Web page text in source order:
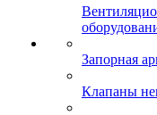
Запорная
Клапаны